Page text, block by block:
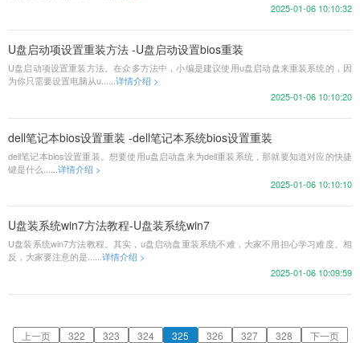
2025-01-06 10:10:32
U盘启动项设置重装方法 -U盘启动设置bios重装
U盘启动项设置重装方法。在众多方法中，小编是建议使用u盘启动盘来重装系统的，因
为你只需要设置电脑从u......详情介绍 >
2025-01-06 10:10:20
dell笔记本bios设置重装 -dell笔记本系统bios设置重装
dell笔记本bios设置重装。想要使用u盘启动盘来为dell重装系统，那就要知道对应的快捷
键是什么...... 详情介绍 >
2025-01-06 10:10:10
U盘装系统win7方法教程-U盘装系统win7
U盘装系统win7方法教程。其实，u盘启动盘重装系统不难，大家不用担心学习难度。相
反，大家要注意的是......详情介绍 >
2025-01-06 10:09:59
上一页 322 323 324 325 326 327 328 下一页